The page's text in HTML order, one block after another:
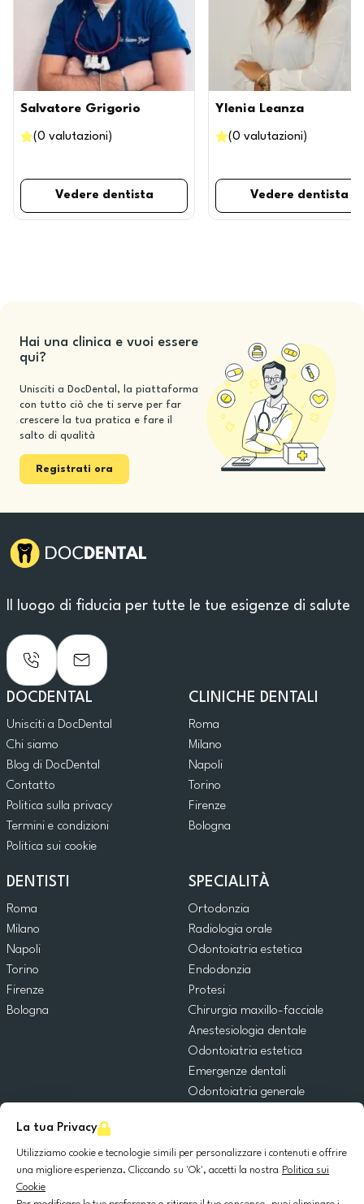
La tua Privacy
Utilizziamo cookie e tecnologie simili per personalizzare i contenuti e offrire
una migliore esperienza. Cliccando su 'Ok', accetti la nostra Politica sui
Cookie
Salvatore Grigorio
(0 valutazioni )
Vedere dentista
Ylenia Leanza
(0 valutazioni )
Vedere dentista
Hai una clinica e vuoi essere
qui?
Unisciti a DocDental, la piattaforma
con tutto ciò che ti serve per far
crescere la tua pratica e fare il
salto di qualità
Registrati ora
Il luogo di fiducia per tutte le tue esigenze di salute
DOCDENTAL
Unisciti a DocDental
Chi siamo
Blog di DocDental
Contatto
Politica sulla privacy
Termini e condizioni
Politica sui cookie
CLINICHE DENTALI
Roma
Milano
Napoli
Torino
Firenze
Bologna
DENTISTI
Roma
Milano
Napoli
Torino
Firenze
Bologna
SPECIALITÀ
Ortodonzia
Radiologia orale
Odontoiatria estetica
Endodonzia
Protesi
Chirurgia maxillo-facciale
Anestesiologia dentale
Odontoiatria estetica
Emergenze dentali
Odontoiatria generale
Implantologia dentale
Parodontologia